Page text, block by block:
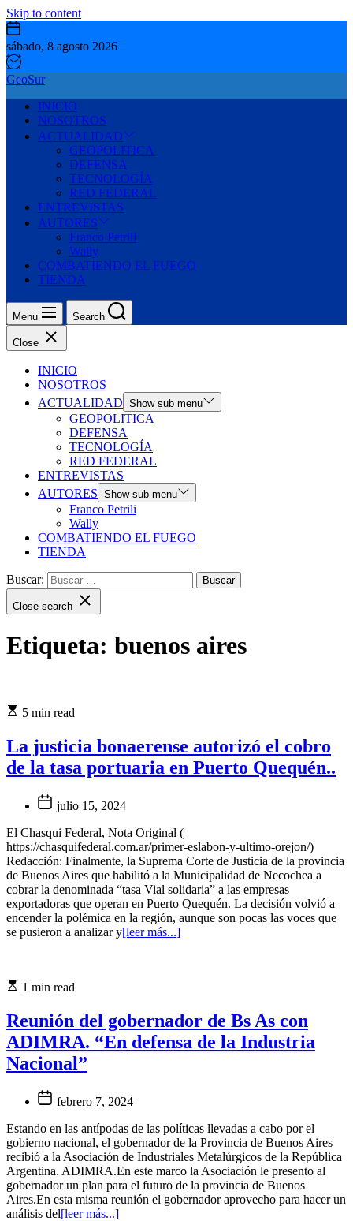
Skip to content
sábado, 8 agosto 2026
GeoSur
INICIO
NOSOTROS
ACTUALIDAD
GEOPOLITICA
DEFENSA
TECNOLOGÍA
RED FEDERAL
ENTREVISTAS
AUTORES
Franco Petrili
Wally
COMBATIENDO EL FUEGO
TIENDA
Menu Search
Close
INICIO
NOSOTROS
ACTUALIDAD Show sub menu
GEOPOLITICA
DEFENSA
TECNOLOGÍA
RED FEDERAL
ENTREVISTAS
AUTORES Show sub menu
Franco Petrili
Wally
COMBATIENDO EL FUEGO
TIENDA
Buscar:
Close search
Etiqueta: buenos aires
5 min read
La justicia bonaerense autorizó el cobro
de la tasa portuaria en Puerto Quequén..
julio 15, 2024
El Chasqui Federal, Nota Original (
https://chasquifederal.com.ar/primer-eslabon-y-ultimo-orejon/)
Redacción: Finalmente, la Suprema Corte de Justicia de la provincia
de Buenos Aires que habilitó a la Municipalidad de Necochea a
cobrar la denominada “tasa Vial solidaria” a las empresas
exportadoras que operan en Puerto Quequén. La decisión volvió a
encender la polémica en la región, aunque son pocas las voces que
se pusieron a analizar y[leer más...]
1 min read
Reunión del gobernador de Bs As con
ADIMRA. “En defensa de la Industria
Nacional”
febrero 7, 2024
Estando en las antípodas de las políticas llevadas a cabo por el
gobierno nacional, el gobernador de la Provincia de Buenos Aires
recibió a la Asociación de Industriales Metalúrgicos de la República
Argentina. ADIMRA.En este marco la Asociación le presento al
gobernador un plan para el futuro de la provincia de Buenos
Aires.En esta misma reunión el gobernador aprovecho para hacer un
análisis del[leer más...]